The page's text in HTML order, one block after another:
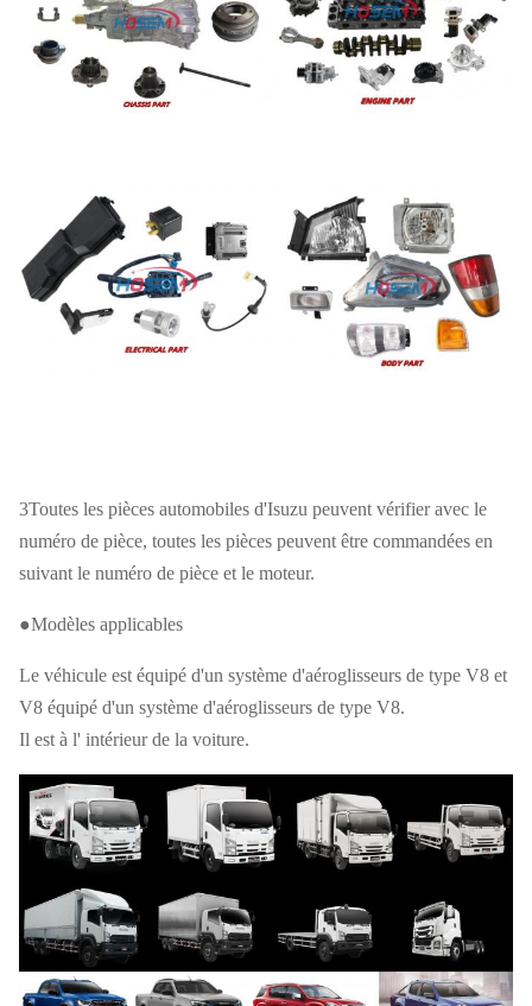
3Toutes les pièces automobiles d'Isuzu peuvent vérifier avec le
numéro de pièce, toutes les pièces peuvent être commandées en
suivant le numéro de pièce et le moteur.
●Modèles applicables
Le véhicule est équipé d'un système d'aéroglisseurs de type V8 et
V8 équipé d'un système d'aéroglisseurs de type V8.
Il est à l' intérieur de la voiture.